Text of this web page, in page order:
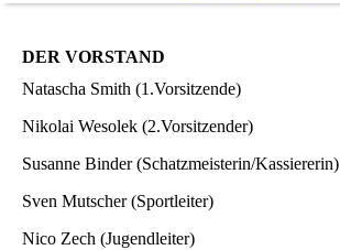
DER VORSTAND
Natascha Smith (1.Vorsitzende)
Nikolai Wesolek (2.Vorsitzender)
Susanne Binder (Schatzmeisterin/Kassiererin)
Sven Mutscher (Sportleiter)
Nico Zech (Jugendleiter)